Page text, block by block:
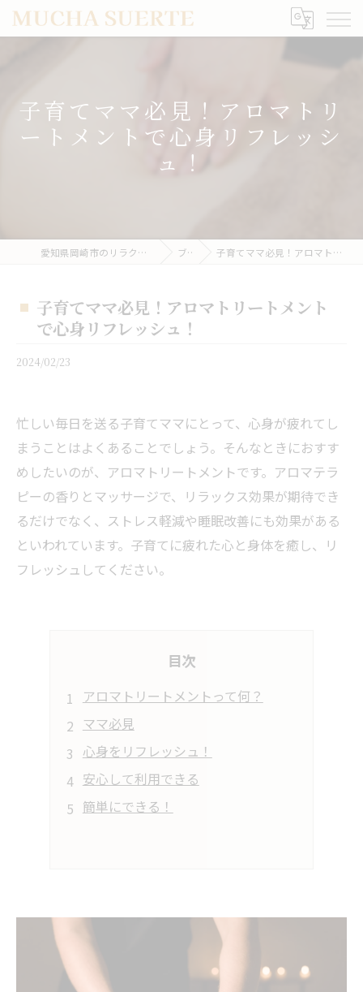
子育てママ必見！アロマトリ
ートメントで心身リフレッシ
ュ！
愛知県岡崎市のリラクゼーションならMUCHA SUERTE ブログ 子育てママ必見！アロマトリートメントで心身リフレッシュ！
子育てママ必見！アロマトリートメント
で心身リフレッシュ！
2024/02/23
忙しい毎日を送る子育てママにとって、心身が疲れてし
まうことはよくあることでしょう。そんなときにおすす
めしたいのが、アロマトリートメントです。アロマテラ
ピーの香りとマッサージで、リラックス効果が期待でき
るだけでなく、ストレス軽減や睡眠改善にも効果がある
といわれています。子育てに疲れた心と身体を癒し、リ
フレッシュしてください。
目次
アロマトリートメントって何？
ママ必見
心身をリフレッシュ！
安心して利用できる
簡単にできる！